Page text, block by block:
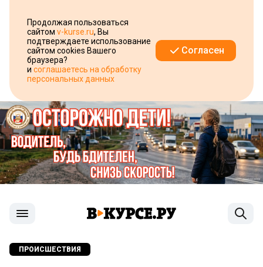
Продолжая пользоваться
сайтом v-kurse.ru, Вы
подтверждаете использование
сайтом cookies Вашего
браузера?
и соглашаетесь на обработку
персональных данных
Согласен
ПРОИСШЕСТВИЯ